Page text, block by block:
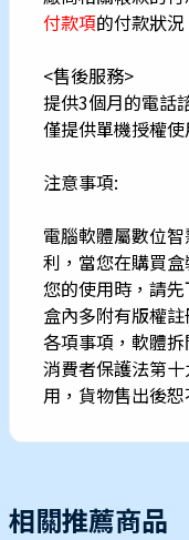
付款項的付款狀況
<售後服務>
提供3個月的電話
僅提供單機授權使
注意事項:
電腦軟體屬數位
利，當您在購買
您的使用時，請
盒內多附有版權
各項事項，軟體
消費者保護法第
用，貨物售出後
相關推薦商品